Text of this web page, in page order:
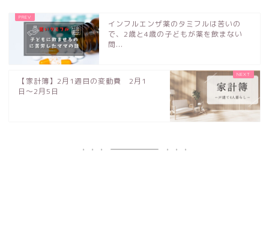
インフルエンザ薬のタミフルは苦いの
で、2歳と4歳の子どもが薬を飲まない
問...
【家計簿】2月1週目の変動費 2月1
日〜2月5日